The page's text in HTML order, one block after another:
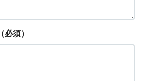
（必須）